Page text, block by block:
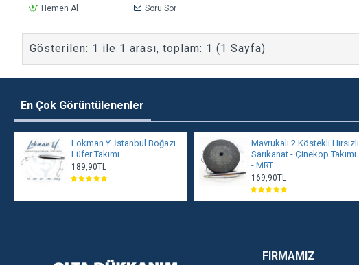
Hemen Al Soru Sor
Gösterilen: 1 ile 1 arası, toplam: 1 (1 Sayfa)
En Çok Görüntülenenler
Lokman Y. İstanbul Boğazı
Lüfer Takımı
189,90TL
Mavrukalı 2 Köstekli Hırsızlı
Sarıkanat - Çinekop Takımı
- MRT
169,90TL
FIRMAMIZ